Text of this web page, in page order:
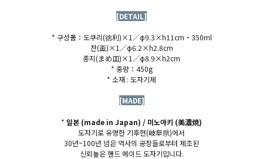
[DETAIL]
* 구성품：도쿠리(徳利)×1／φ9.3×h11cm・350ml
잔(盃)×1／φ6.2×h2.8cm
종지(まめ皿)×1／φ8.9×h2cm
* 중량：450g
* 소재 : 도자기제
[MADE]
* 일본 (made in Japan) / 미노야키 (美濃焼)
도자기로 유명한 기후현(岐阜県)에서
30년~100년 넘은 역사의 공장들로부터 제조된
신뢰높은 핸드 메이드 도자기입니다.